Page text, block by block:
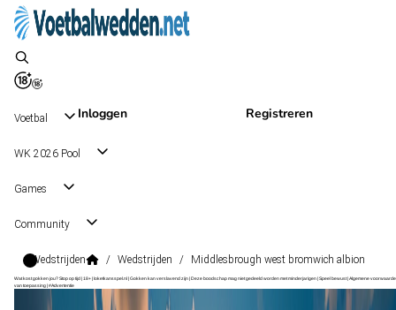
Inloggen Registreren
Voetbal
WK 2026 Pool
Games
Community
Wedstrijden / Wedstrijden / Middlesbrough west bromwich albion
Wat kost gokken jou? Stop op tijd | 18+ | loketkansspel.nl | Gokken kan verslavend zijn | Deze boodschap mag niet gedeeld worden met minderjarigen | Speel bewust | Algemene
van toepassing | #Advertentie
Championship